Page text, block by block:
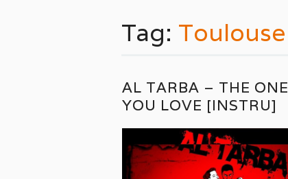
Tag: Toulouse
AL TARBA – THE ONE
YOU LOVE [INSTRU]